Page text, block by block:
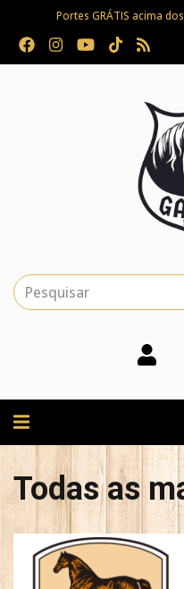
Portes GRÁTIS acima
Alternar
Todas as
Todas